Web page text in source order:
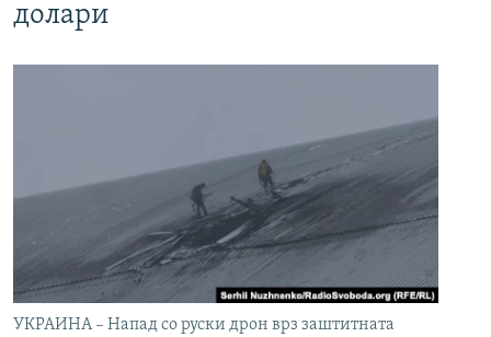
долари
УКРАИНА – Напад со руски дрон врз заштитната